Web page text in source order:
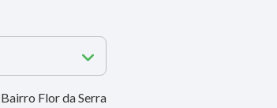
Flor da Serra